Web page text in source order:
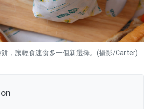
，讓輕食速食多一個新選擇。(攝影/Carter)